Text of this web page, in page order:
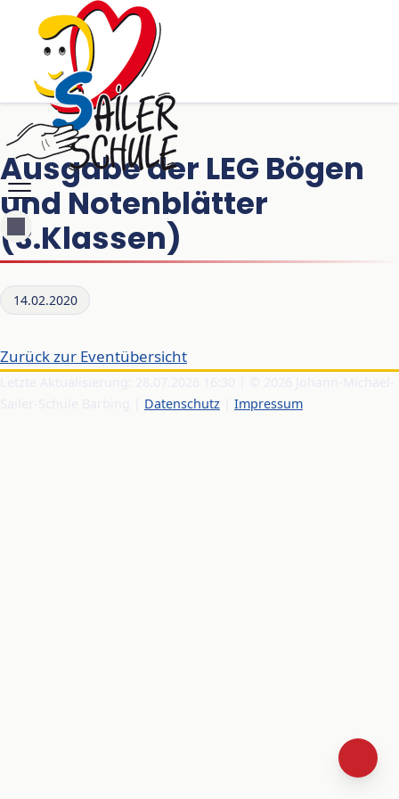
Ausgabe der LEG Bögen
und Notenblätter
(3.Klassen)
14.02.2020
Zurück zur Eventübersicht
Datenschutz Impressum